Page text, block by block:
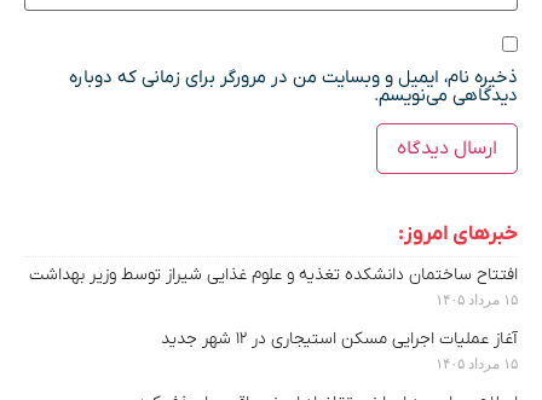
ذخیره نام، ایمیل و وبسایت من در مرورگر برای زمانی که دوباره
دیدگاهی می‌نویسم.
خبرهای امروز:
افتتاح ساختمان دانشکده تغذیه و علوم غذایی شیراز توسط وزیر بهداشت
۱۵ مرداد ۱۴۰۵
آغاز عملیات اجرایی مسکن استیجاری در ۱۲ شهر جدید
۱۵ مرداد ۱۴۰۵